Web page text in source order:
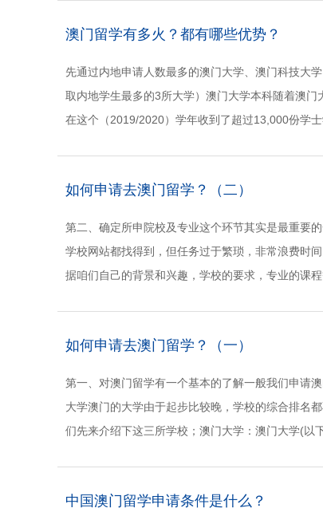
澳门留学有多火？都有哪些优势？
先通过内地申请人数最多的澳门大学、澳门科技大
取内地学生最多的3所大学）澳门大学本科随着澳
在这个（2019/2020）学年收到了超过13,000份学
如何申请去澳门留学？（二）
第二、确定所申院校及专业这个环节其实是最重要
学校网站都找得到，但任务过于繁琐，非常浪费时
据咱们自己的背景和兴趣，学校的要求，专业的课
如何申请去澳门留学？（一）
第一、对澳门留学有一个基本的了解一般我们申请
大学澳门的大学由于起步比较晚，学校的综合排名
们先来介绍下这三所学校；澳门大学：澳门大学(以
中国澳门留学申请条件是什么？